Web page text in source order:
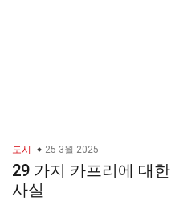
도시 25 3월 2025
29 가지 카프리에 대한
사실